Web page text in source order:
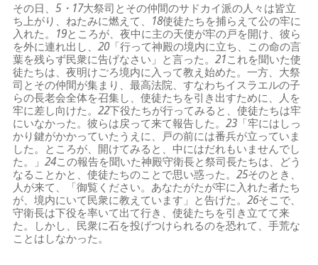
その日、5・17大祭司とその仲間のサドカイ派の人々は皆立
ち上がり、ねたみに燃えて、 18使徒たちを捕らえて公の牢に
入れた。 19ところが、夜中に主の天使が牢の戸を開け、彼ら
を外に連れ出し、20「行って神殿の境内に立ち、この命の言
葉を残らず民衆に告げなさい」と言った。21これを聞いた使
徒たちは、夜明けごろ境内に入って教え始めた。一方、大祭
司とその仲間が集まり、最高法院、すなわちイスラエルの子
らの長老会全体を召集し、使徒たちを引き出すために、人を
牢に差し向けた。22下役たちが行ってみると、使徒たちは牢
にいなかった。彼らは戻って来て報告した。23 「牢にはしっ
かり鍵がかかっていたうえに、戸の前には番兵が立っていま
した。ところが、開けてみると、中にはだれもいませんでし
た。」24この報告を聞いた神殿守衛長と祭司長たちは、どう
なることかと、使徒たちのことで思い惑った。25そのとき、
人が来て、「御覧ください。あなたがたが牢に入れた者たち
が、境内にいて民衆に教えています」と告げた。26そこで、
守衛長は下役を率いて出て行き、使徒たちを引き立てて来
た。しかし、民衆に石を投げつけられるのを恐れて、手荒な
ことはしなかった。